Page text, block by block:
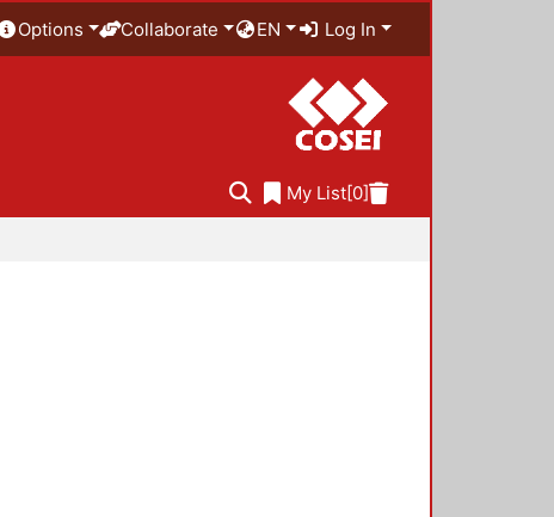
Options Collaborate EN Log In
My List[0]